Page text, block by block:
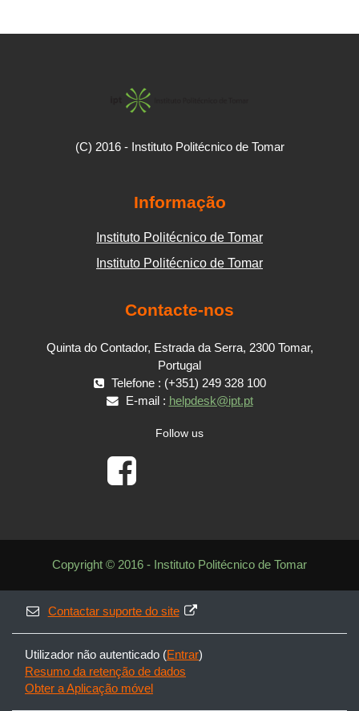
(C) 2016 - Instituto Politécnico de Tomar
Informação
Instituto Politécnico de Tomar
Instituto Politécnico de Tomar
Contacte-nos
Quinta do Contador, Estrada da Serra, 2300 Tomar,
Portugal
Telefone : (+351) 249 328 100
E-mail : helpdesk@ipt.pt
Follow us
Copyright © 2016 - Instituto Politécnico de Tomar
Contactar suporte do site
Utilizador não autenticado (Entrar)
Resumo da retenção de dados
Obter a Aplicação móvel